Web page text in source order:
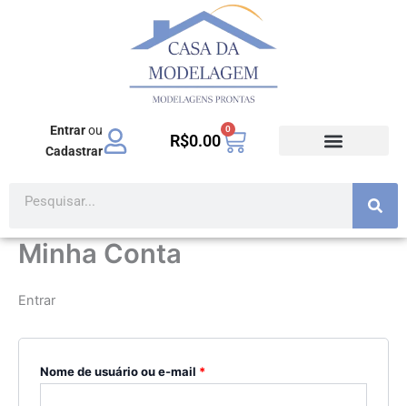
Entrarou
Cadastrar
R$0.00
0
Carrinho
Minha Conta
Entrar
Nome de usuário ou e-mail *
Obrigatório
Obrigatório
Obrigatório